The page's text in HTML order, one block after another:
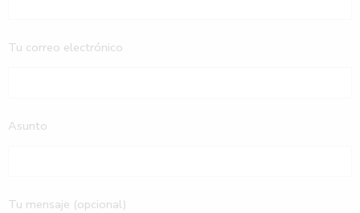
Tu correo electrónico
Asunto
Tu mensaje (opcional)